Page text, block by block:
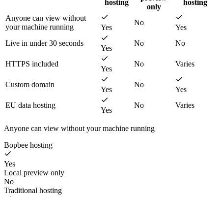
hosting
only
hosting
Anyone can view without
your machine running
Yes
No
Yes
Live in under 30 seconds
Yes
No No
HTTPS included
Yes
No Varies
Custom domain
Yes
No
Yes
EU data hosting
Yes
No Varies
Anyone can view without your machine running
Bopbee hosting
Yes
Local preview only
No
Traditional hosting